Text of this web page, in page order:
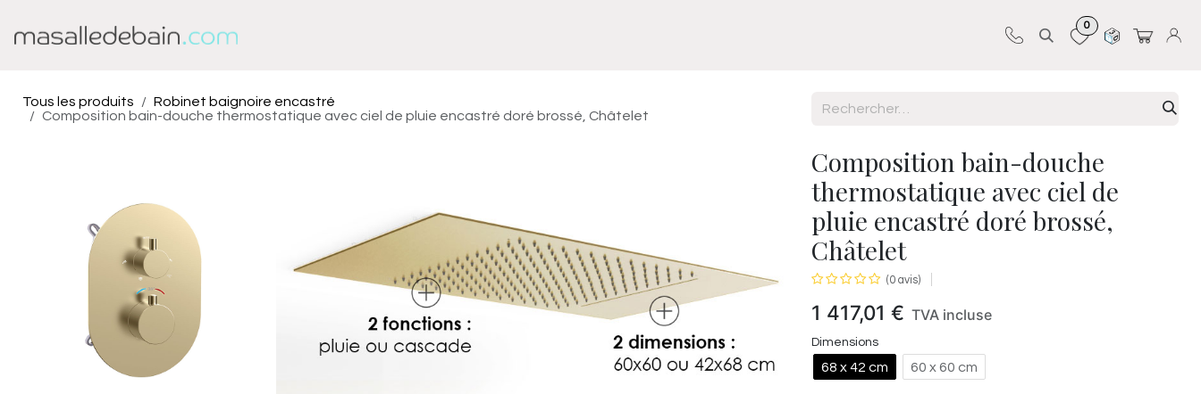
0
Tous les produits
Robinet baignoire encastré
Composition bain-douche thermostatique avec ciel de pluie encastré doré brossé, Châtelet
Composition bain-douche
thermostatique avec ciel de
pluie encastré doré brossé,
Châtelet
(0 avis)
1 417,01 € TVA incluse
Dimensions
68 x 42 cm 60 x 60 cm